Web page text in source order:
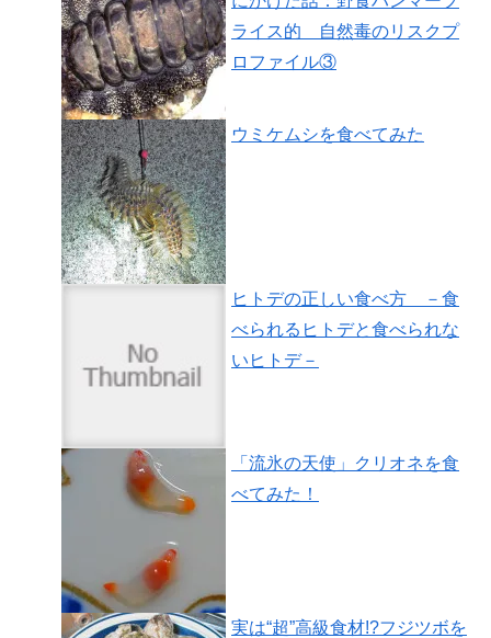
ライス的 自然毒のリスクプ
ロファイル③
ウミケムシを食べてみた
ヒトデの正しい食べ方 －食
べられるヒトデと食べられな
いヒトデ－
「流氷の天使」クリオネを食
べてみた！
実は“超”高級食材!?フジツボを